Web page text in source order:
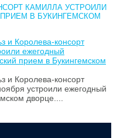
КАМИЛЛА УСТРОИЛИ
В БУКИНГЕМСКОМ
и Королева-консорт
ежегодный
прием в Букингемском
и Королева-консорт
устроили ежегодный
дворце....